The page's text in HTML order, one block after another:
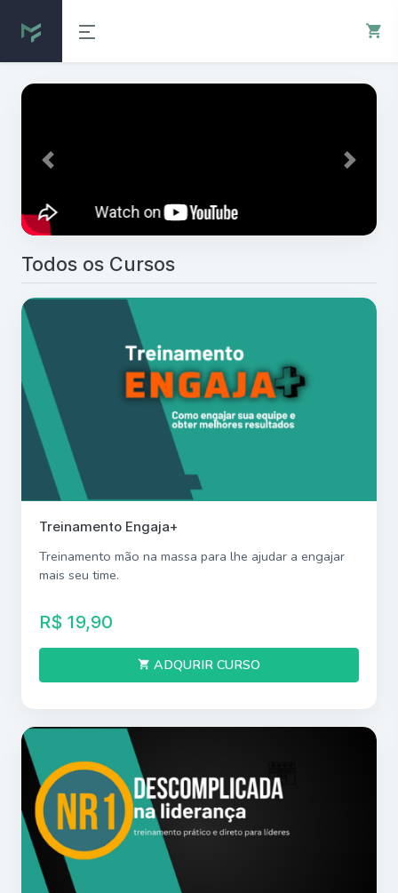
Previous Next
Todos os Cursos
Treinamento Engaja+
Treinamento mão na massa para lhe ajudar a engajar
mais seu time.
R$ 19,90
ADQURIR CURSO